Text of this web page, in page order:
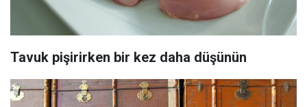
Tavuk pişirirken bir kez daha düşünün